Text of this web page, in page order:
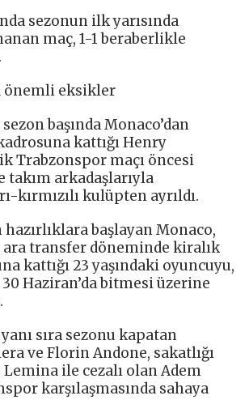
sezonun ilk yarısında
maç, 1-1 beraberlikle
önemli eksikler
başında Monaco’dan
kattığı Henry
Trabzonspor maçı öncesi
takım arkadaşlarıyla
kırmızılı kulüpten ayrıldı.
başlayan Monaco,
ara transfer döneminde kiralık
kattığı 23 yaşındaki oyuncuyu,
Haziran’da bitmesi üzerine
sıra sezonu kapatan
ve Florin Andone, sakatlığı
ile cezalı olan Adem
karşılaşmasında sahaya